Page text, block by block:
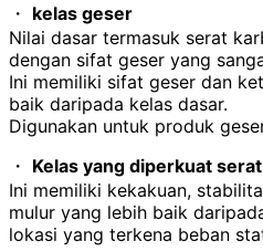
・ kelas geser
Nilai dasar termasuk serat
dengan sifat geser yang
Ini memiliki sifat geser dan
baik daripada kelas dasar.
Digunakan untuk produk
・ Kelas yang diperkuat
Ini memiliki kekakuan,
mulur yang lebih baik
lokasi yang terkena beban